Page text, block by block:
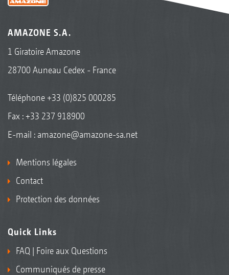
AMAZONE S.A.
1 Giratoire Amazone
28700 Auneau Cedex - France
Téléphone+33 (0)825 000285
Fax : +33 237 918900
E-mail : amazone@amazone-sa.net
Mentions légales
Contact
Protection des données
Quick Links
FAQ | Foire aux Questions
Communiqués de presse